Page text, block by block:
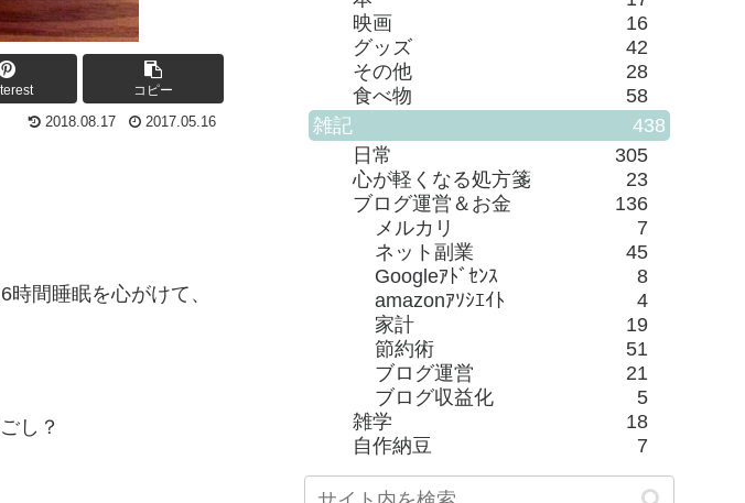
コピー
2018.08.17 2017.05.16
間睡眠を心がけて、
し？
映画
16
グッズ
42
その他
28
食べ物
58
雑記
438
日常
305
心が軽くなる処方箋
23
ブログ運営＆お金
136
メルカリ
7
ネット副業
45
Googleｱﾄﾞｾﾝｽ
8
amazonｱｿｼｴｲﾄ
4
家計
19
節約術
51
ブログ運営
21
ブログ収益化
5
雑学
18
自作納豆
7